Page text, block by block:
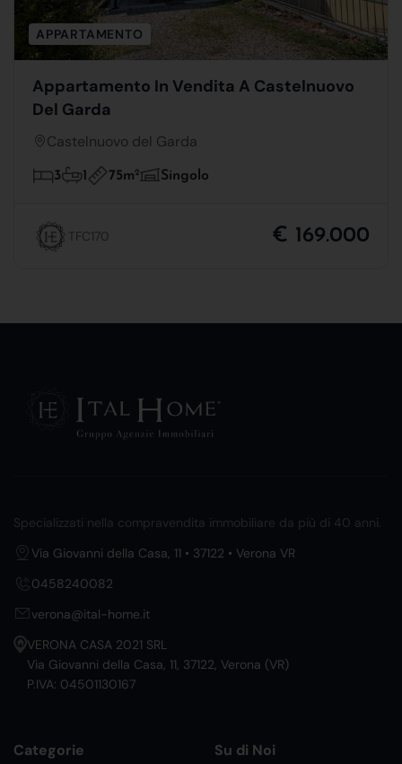
APPARTAMENTO
Appartamento In Vendita A Castelnuovo
Del Garda
Castelnuovo del Garda
3 1 75m2 Singolo
TFC170 € 169.000
Specializzati nella compravendita immobiliare da più di 40 anni.
Via Giovanni della Casa, 11 • 37122 • Verona VR
0458240082
verona@ital-home.it
VERONA CASA 2021 SRL
Via Giovanni della Casa, 11, 37122, Verona (VR)
P.IVA: 04501130167
Categorie Su di Noi